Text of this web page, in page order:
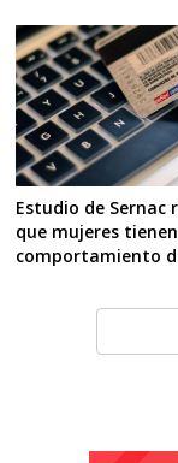
Estudio de Sernac
que mujeres
comportamiento